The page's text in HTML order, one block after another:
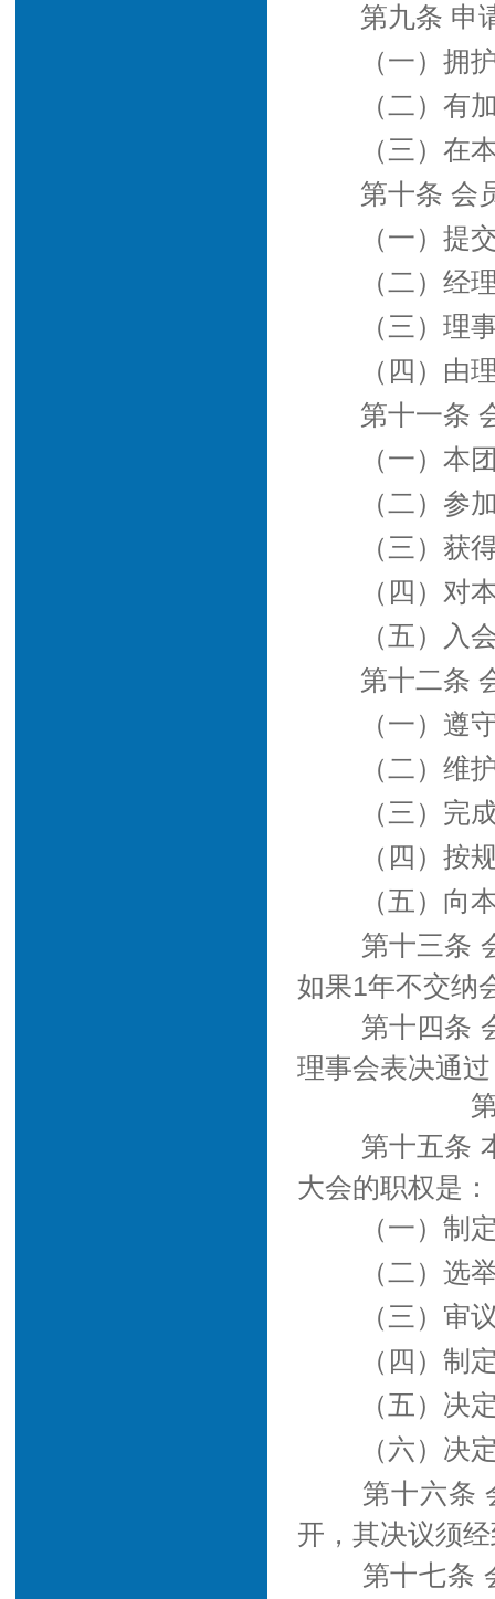
第九条 申
（一）拥
（二）有
（三）在
第十条 会
（一）提
（二）经
（三）理
（四）由
第十一条
（一）本
（二）参
（三）获
（四）对
（五）入
第十二条
（一）遵
（二）维
（三）完
（四）按
（五）向
第十三条
如果1年不交纳
第十四条
理事会表决通
第十五条
大会的职权是：
（一）制
（二）选
（三）审
（四）制
（五）决
（六）决
第十六条
开，其决议须
第十七条